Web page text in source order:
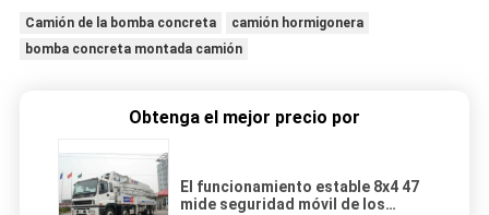
Camión de la bomba concreta
camión hormigonera
bomba concreta montada camión
Obtenga el mejor precio por
El funcionamiento estable 8x4 47
mide seguridad móvil de los